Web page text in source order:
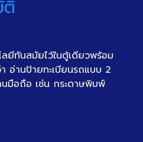
ยีทันสมัยไว้ในตู้เดียวพร้อม
อ่านป้ายทะเบียนรถแบบ 2
นมือถือ เช่น กระดาษพิมพ์